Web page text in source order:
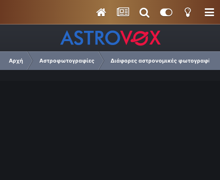
Αρχή Αστροφωτογραφίες Διάφορες αστρονομικές φωτογραφίες